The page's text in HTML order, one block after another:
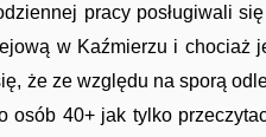
pracy posługiwali
w Kaźmierzu i chociaż
że ze względu na sporą
osób 40+ jak tylko